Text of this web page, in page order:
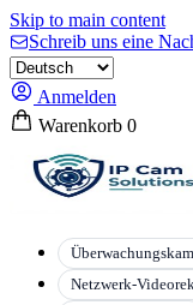
Skip to main content
Schreib uns eine
Anmelden
Warenkorb 0
Netzwerk-